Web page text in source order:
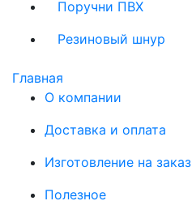
Поручни ПВХ
Резиновый шнур
Главная
О компании
Доставка и оплата
Изготовление на заказ
Полезное